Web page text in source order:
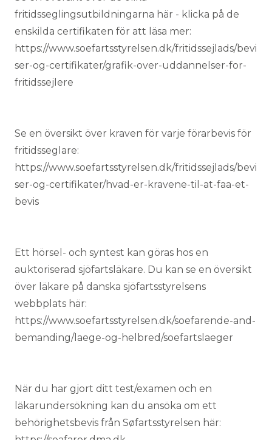
fritidsseglingsutbildningarna här - klicka på de
enskilda certifikaten för att läsa mer:
https://www.soefartsstyrelsen.dk/fritidssejlads/bevi
ser-og-certifikater/grafik-over-uddannelser-for-
fritidssejlere
Se en översikt över kraven för varje förarbevis för
fritidsseglare:
https://www.soefartsstyrelsen.dk/fritidssejlads/bevi
ser-og-certifikater/hvad-er-kravene-til-at-faa-et-
bevis
Ett hörsel- och syntest kan göras hos en
auktoriserad sjöfartsläkare. Du kan se en översikt
över läkare på danska sjöfartsstyrelsens
webbplats här:
https://www.soefartsstyrelsen.dk/soefarende-and-
bemanding/laege-og-helbred/soefartslaeger
När du har gjort ditt test/examen och en
läkarundersökning kan du ansöka om ett
behörighetsbevis från Søfartsstyrelsen här: